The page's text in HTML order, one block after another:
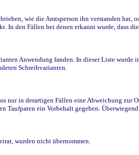
wie die Amtsperson ihn verstanden hat,
den Fällen bei denen erkannt wurde, dass
Anwendung fanden. In dieser Liste wurde
Schreibvarianten.
nur in derartigen Fällen eine Abweichung zur
ein Vorbehalt gegeben.
wurden nicht übernommen.